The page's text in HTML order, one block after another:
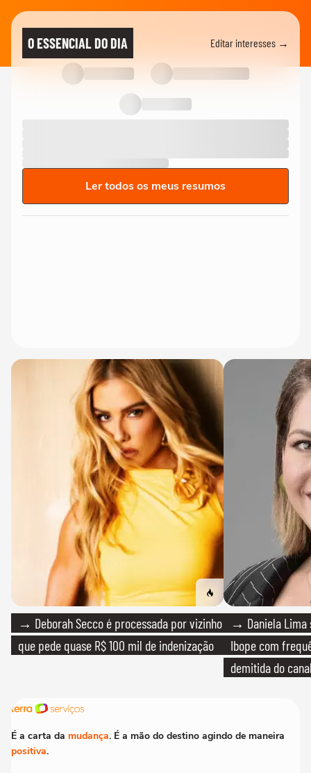
O ESSENCIAL DO DIA Editar interesses →
Ler todos os meus resumos
→ Deborah Secco é processada por vizinho
que pede quase R$ 100 mil de indenização
→ Daniela Lima
Ibope com
demitida do
É a carta da mudança. É a mão do destino agindo de maneira
positiva.